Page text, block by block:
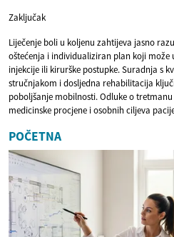
Zaključak
Liječenje boli u koljenu zahtijeva jasno
oštećenja i individualiziran plan koji
injekcije ili kirurške postupke. Suradnja s
stručnjakom i dosljedna rehabilitacija
poboljšanje mobilnosti. Odluke o
medicinske procjene i osobnih ciljeva
POČETNA